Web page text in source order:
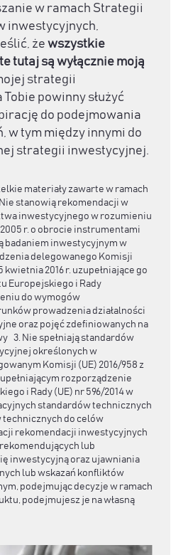
w ramach Strategii
inwestycyjnych,
że wszystkie
tutaj są wyłącznie moją
strategii
powinny służyć
do podejmowania
w tym między innymi do
strategii inwestycyjnej.
materiały zawarte w ramach
stanowią rekomendacji w
inwestycyjnego w rozumieniu
r. o obrocie instrumentami
badaniem inwestycyjnym w
delegowanego Komisji
kwietnia 2016 r. uzupełniające go
Europejskiego i Rady
do wymogów
prowadzenia działalności
oraz pojęć zdefiniowanych na
3. Nie spełniają standardów
określonych w
Komisji (UE) 2016/958 z
rozporządzenie
i Rady (UE) nr 596/2014 w
standardów technicznych
technicznych do celów
rekomendacji inwestycyjnych
lub
inwestycyjną oraz ujawniania
lub wskazań konfliktów
podejmując decyzje w ramach
podejmujesz je na własną